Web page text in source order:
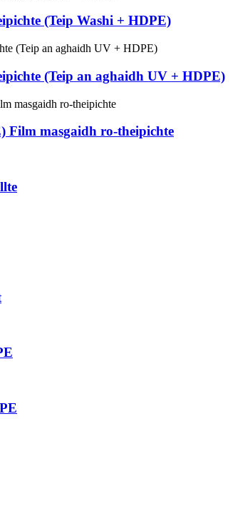
(Teip Washi + HDPE)
(Teip an aghaidh UV + HDPE)
Film masgaidh ro-theipichte